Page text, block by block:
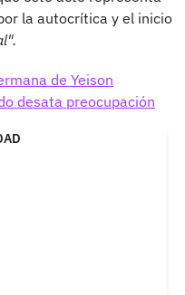
la autocrítica y el inicio
de Yeison
desata preocupación